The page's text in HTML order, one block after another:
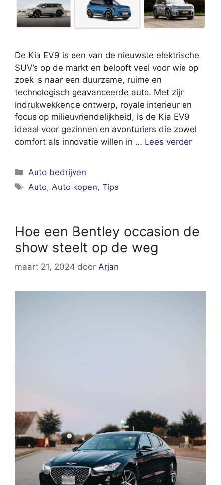
De Kia EV9 is een van de nieuwste elektrische
SUV’s op de markt en belooft veel voor wie op
zoek is naar een duurzame, ruime en
technologisch geavanceerde auto. Met zijn
indrukwekkende ontwerp, royale interieur en
focus op milieuvriendelijkheid, is de Kia EV9
ideaal voor gezinnen en avonturiers die zowel
comfort als innovatie willen in … Lees verder
Categorieën
Auto bedrijven
Tags
Auto, Auto kopen,Tips
Hoe een Bentley occasion de
show steelt op de weg
maart 21, 2024 door Arjan